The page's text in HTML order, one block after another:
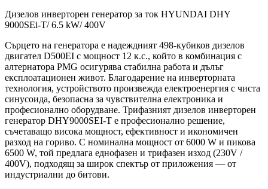
Дизелов инверторен генератор за ток HYUNDAI DHY
9000SEi-Т/ 6.5 kW/ 400V
Сърцето на генератора е надеждният 498-кубиков дизелов
двигател D500EI с мощност 12 к.с., който в комбинация с
алтернатора PMG осигурява стабилна работа и дълъг
експлоатационен живот. Благодарение на инверторната
технология, устройството произвежда електроенергия с чиста
синусоида, безопасна за чувствителна електроника и
професионално оборудване. Трифазният дизелов инверторен
генератор DHY9000SEI-T е професионално решение,
съчетаващо висока мощност, ефективност и икономичен
разход на гориво. С номинална мощност от 6000 W и пикова
6500 W, той предлага еднофазен и трифазен изход (230V /
400V), подходящ за широк спектър от приложения — от
индустриални до битови.